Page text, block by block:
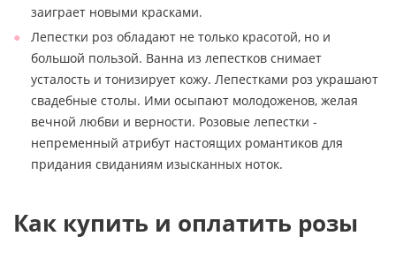
заиграет новыми красками.
Лепестки роз обладают не только красотой, но и
большой пользой. Ванна из лепестков снимает
усталость и тонизирует кожу. Лепестками роз украшают
свадебные столы. Ими осыпают молодоженов, желая
вечной любви и верности. Розовые лепестки -
непременный атрибут настоящих романтиков для
придания свиданиям изысканных ноток.
Как купить и оплатить розы